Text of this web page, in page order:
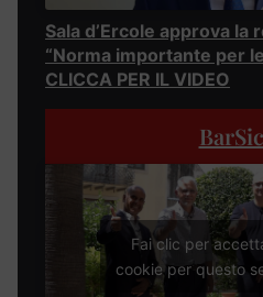
Sala d’Ercole approva
“Norma importante per
CLICCA PER IL VIDEO
Fai clic per
cookie per questo